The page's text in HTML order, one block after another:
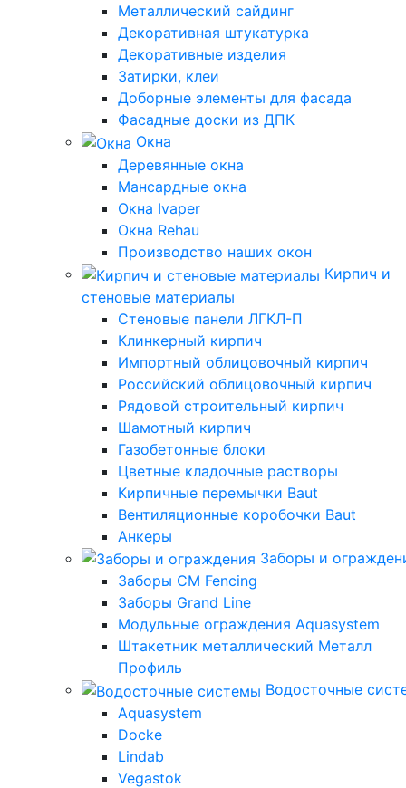
Металлический сайдинг
Декоративная штукатурка
Декоративные изделия
Затирки, клеи
Доборные элементы для фасада
Фасадные доски из ДПК
Окна
Деревянные окна
Мансардные окна
Окна Ivaper
Окна Rehau
Производство наших окон
Кирпич и
стеновые материалы
Стеновые панели ЛГКЛ-П
Клинкерный кирпич
Импортный облицовочный кирпич
Российский облицовочный кирпич
Рядовой строительный кирпич
Шамотный кирпич
Газобетонные блоки
Цветные кладочные растворы
Кирпичные перемычки Baut
Вентиляционные коробочки Baut
Анкеры
Заборы и
Заборы CM Fencing
Заборы Grand Line
Модульные ограждения Aquasystem
Штакетник металлический Металл
Профиль
Водосточные
Aquasystem
Docke
Lindab
Vegastok